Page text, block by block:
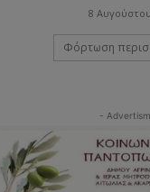
8
Φόρτωση
-